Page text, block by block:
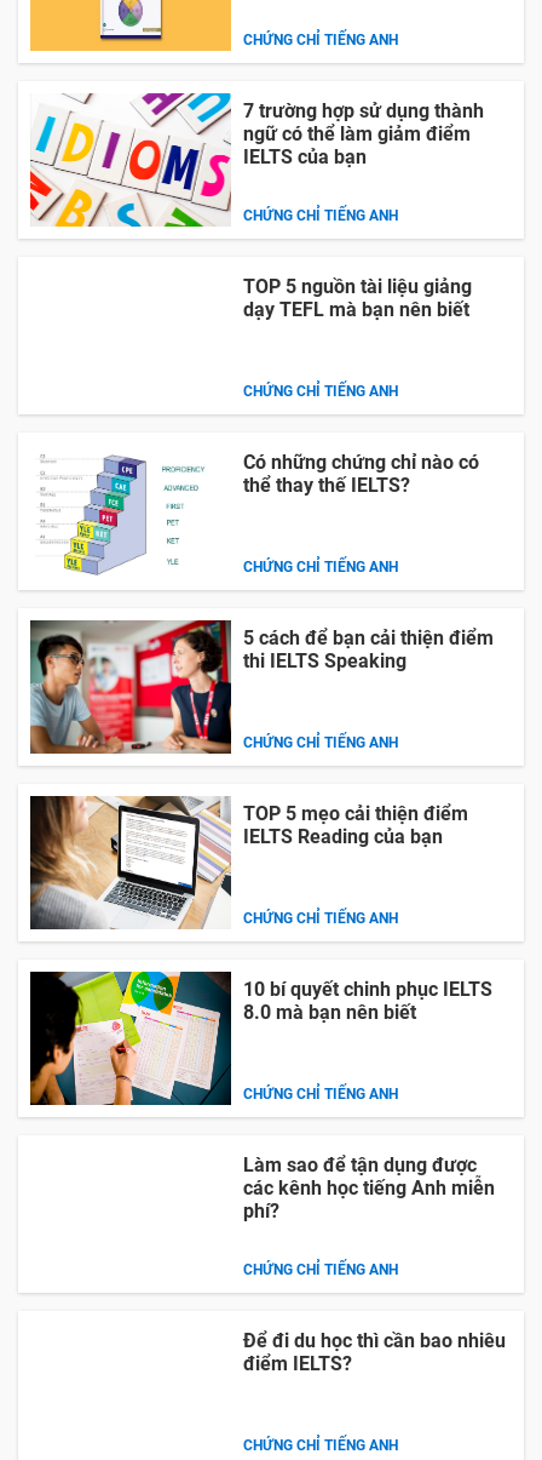
CHỨNG CHỈ TIẾNG ANH
7 trường hợp sử dụng thành
ngữ có thể làm giảm điểm
IELTS của bạn
CHỨNG CHỈ TIẾNG ANH
TOP 5 nguồn tài liệu giảng
dạy TEFL mà bạn nên biết
CHỨNG CHỈ TIẾNG ANH
Có những chứng chỉ nào có
thể thay thế IELTS?
CHỨNG CHỈ TIẾNG ANH
5 cách để bạn cải thiện điểm
thi IELTS Speaking
CHỨNG CHỈ TIẾNG ANH
TOP 5 mẹo cải thiện điểm
IELTS Reading của bạn
CHỨNG CHỈ TIẾNG ANH
10 bí quyết chinh phục IELTS
8.0 mà bạn nên biết
CHỨNG CHỈ TIẾNG ANH
Làm sao để tận dụng được
các kênh học tiếng Anh miễn
phí?
CHỨNG CHỈ TIẾNG ANH
Để đi du học thì cần bao nhiêu
điểm IELTS?
CHỨNG CHỈ TIẾNG ANH